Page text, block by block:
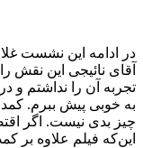
در ادامه این نشست
آقای نائیجی این نقش
تجربه آن را نداشتم و
به خوبی پیش ببرم.
چیز بدی نیست. اگر
این‌که فیلم علاوه بر